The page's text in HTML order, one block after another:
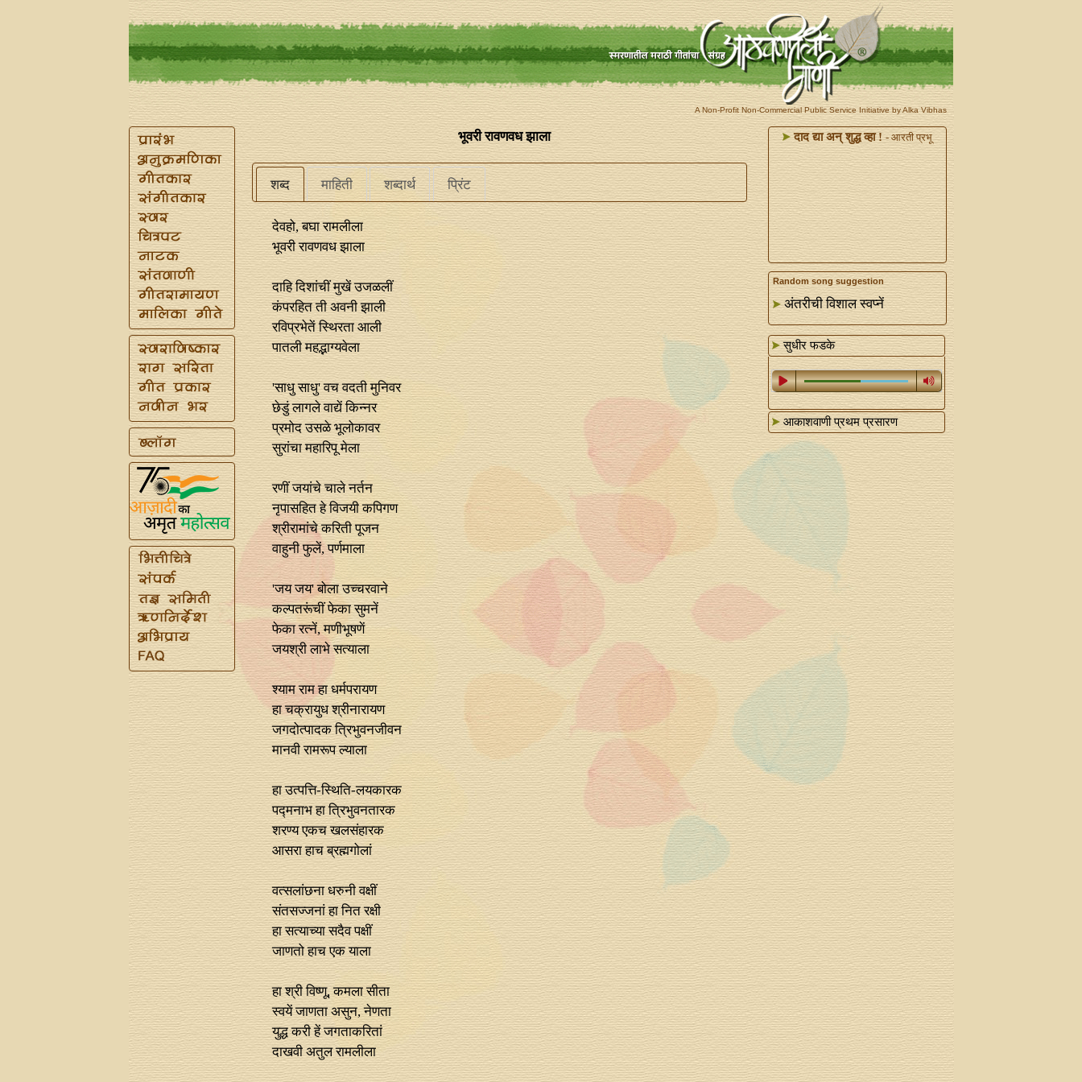
A Non-Profit Non-Commercial Public Service Initiative by Alka Vibhas
भूवरी रावणवध झाला
शब्द माहिती शब्दार्थ प्रिंट
देवहो, बघा रामलीला
भूवरी रावणवध झाला
दाहि दिशांचीं मुखें उजळलीं
कंपरहित ती अवनी झाली
रविप्रभेतें स्थिरता आली
पातली महद्भाग्यवेला
'साधु साधु' वच वदती मुनिवर
छेडुं लागले वाद्यें किन्‍नर
प्रमोद उसळे भूलोकावर
सुरांचा महारिपू मेला
रणीं जयांचे चाले नर्तन
नृपासहित हे विजयी कपिगण
श्रीरामांचे करिती पूजन
वाहुनी फुलें, पर्णमाला
'जय जय' बोला उच्चरवाने
कल्पतरूंचीं फेका सुमनें
फेका रत्‍नें, मणीभूषणें
जयश्री लाभे सत्याला
श्याम राम हा धर्मपरायण
हा चक्रायुध श्रीनारायण
जगदोत्पादक त्रिभुवनजीवन
मानवी रामरूप ल्याला
हा उत्पत्ति-स्थिति-लयकारक
पद्मनाभ हा त्रिभुवनतारक
शरण्य एकच खलसंहारक
आसरा हाच ब्रह्मगोलां
वत्सलांछना धरुनी वक्षीं
संतसज्जनां हा नित रक्षी
हा सत्याच्या सदैव पक्षीं
जाणतो हाच एक याला
हा श्री विष्णू, कमला सीता
स्वयें जाणता असुन, नेणता
युद्ध करी हें जगताकरितां
दाखवी अतुल रामलीला
दाद द्या अन्‌ शुद्ध व्हा ! - आरती प्रभू
Random song suggestion
अंतरीची विशाल स्वप्‍नें
सुधीर फडके
आकाशवाणी प्रथम प्रसारण